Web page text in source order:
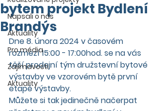
Napsali o nás
Aktuality
Pro média
Zajímavosti
Aktuality
bytem projekt Bydlení
Brandýs
Dne 8. února 2024 v časovém
rozmezí 15:00 - 17:00hod. se na vás
těší prodejní tým družstevní bytové
výstavby ve vzorovém bytě první
etapě výstavby.
Můžete si tak jedinečně načerpat